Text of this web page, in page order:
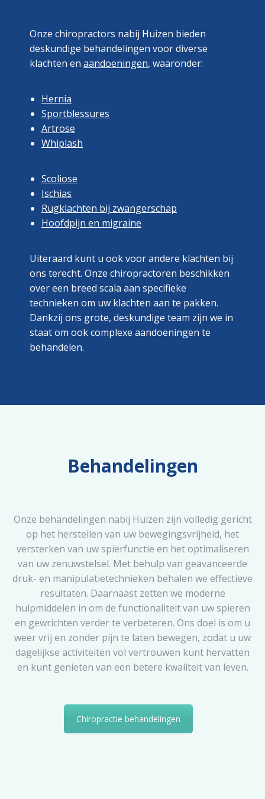
Onze chiropractors nabij Huizen bieden
deskundige behandelingen voor diverse
klachten en aandoeningen, waaronder:
Hernia
Sportblessures
Artrose
Whiplash
Scoliose
Ischias
Rugklachten bij zwangerschap
Hoofdpijn en migraine
Uiteraard kunt u ook voor andere klachten bij
ons terecht. Onze chiropractoren beschikken
over een breed scala aan specifieke
technieken om uw klachten aan te pakken.
Dankzij ons grote, deskundige team zijn we in
staat om ook complexe aandoeningen te
behandelen.
Behandelingen
Onze behandelingen nabij Huizen zijn volledig gericht
op het herstellen van uw bewegingsvrijheid, het
versterken van uw spierfunctie en het optimaliseren
van uw zenuwstelsel. Met behulp van geavanceerde
druk- en manipulatietechnieken behalen we effectieve
resultaten. Daarnaast zetten we moderne
hulpmiddelen in om de functionaliteit van uw spieren
en gewrichten verder te verbeteren. Ons doel is om u
weer vrij en zonder pijn te laten bewegen, zodat u uw
dagelijkse activiteiten vol vertrouwen kunt hervatten
en kunt genieten van een betere kwaliteit van leven.
Chiropractie behandelingen